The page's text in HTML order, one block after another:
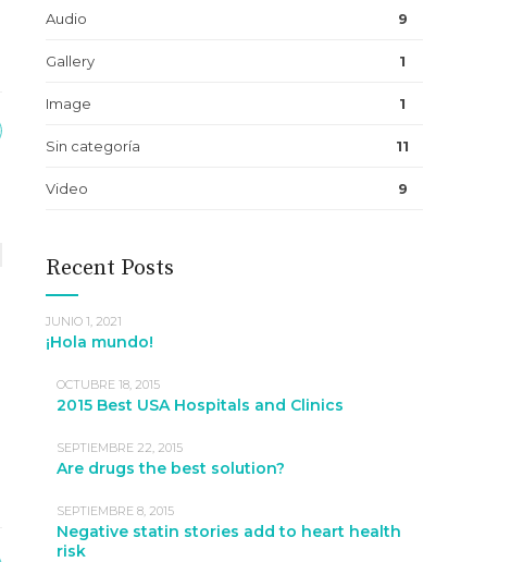
Audio 9
Gallery 1
Image 1
Sin categoría 11
Video 9
Recent Posts
JUNIO 1, 2021
¡Hola mundo!
OCTUBRE 18, 2015
2015 Best USA Hospitals and Clinics
SEPTIEMBRE 22, 2015
Are drugs the best solution?
SEPTIEMBRE 8, 2015
Negative statin stories add to heart health
risk